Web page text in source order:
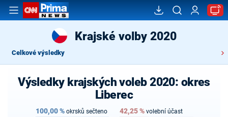
Krajské volby 2020
Celkové výsledky
Výsledky krajských voleb 2020: okres
Liberec
100,00% okrsků sečteno 42,25% volební účast